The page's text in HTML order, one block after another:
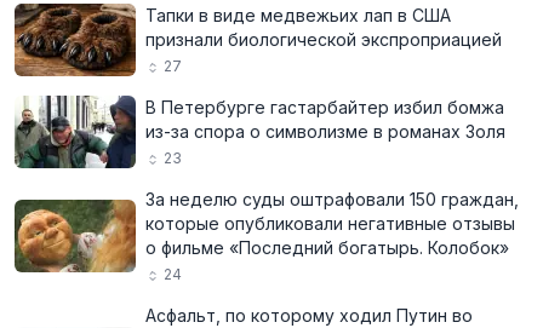
Тапки в виде медвежьих лап в США
признали биологической экспроприацией
27
В Петербурге гастарбайтер избил бомжа
из-за спора о символизме в романах Золя
23
За неделю суды оштрафовали 150 граждан,
которые опубликовали негативные отзывы
о фильме «Последний богатырь. Колобок»
24
Асфальт, по которому ходил Путин во